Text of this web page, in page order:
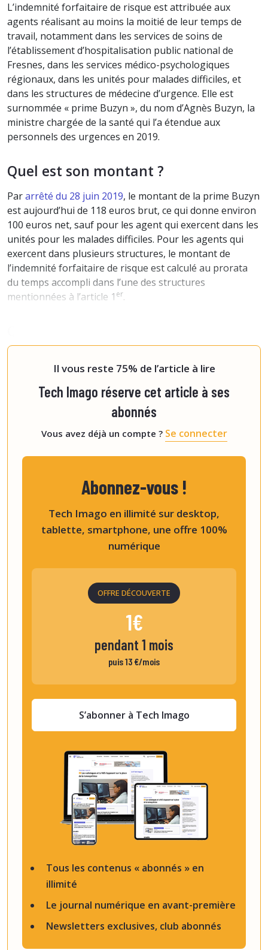
L’indemnité forfaitaire de risque est attribuée aux
agents réalisant au moins la moitié de leur temps de
travail, notamment dans les services de soins de
l’établissement d’hospitalisation public national de
Fresnes, dans les services médico-psychologiques
régionaux, dans les unités pour malades difficiles, et
dans les structures de médecine d’urgence. Elle est
surnommée « prime Buzyn », du nom d’Agnès Buzyn, la
ministre chargée de la santé qui l’a étendue aux
personnels des urgences en 2019.
Quel est son montant ?
Pararrêté du 28 juin 2019, le montant de la prime Buzyn
est aujourd’hui de 118 euros brut, ce qui donne environ
100 euros net, sauf pour les agent qui exercent dans les
unités pour les malades difficiles. Pour les agents qui
exercent dans plusieurs structures, le montant de
l’indemnité forfaitaire de risque est calculé au prorata
du temps accompli dans l’une des structures
mentionnées à l’article 1 er.
Il vous reste 75% de l’article à lire
Tech Imago réserve cet article à ses
abonnés
Vous avez déjà un compte ? Se connecter
Tous les contenus « abonnés » en
illimité
Le journal numérique en avant-première
Newsletters exclusives, club abonnés
Abonnez-vous !
Tech Imago en illimité sur desktop,
tablette, smartphone, une offre 100%
numérique
OFFRE DÉCOUVERTE
1€
pendant 1 mois
puis 13 €/mois
S’abonner à Tech Imago